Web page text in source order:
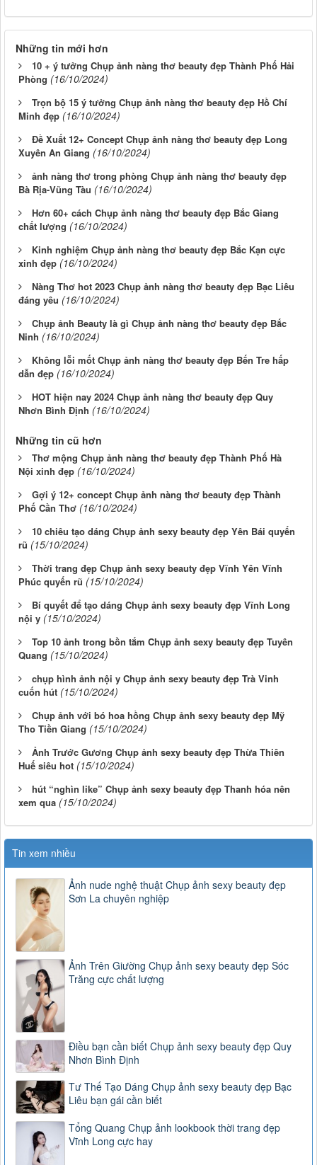
Những tin mới hơn
10 + ý tưởng Chụp ảnh nàng thơ beauty đẹp Thành Phố Hải
Phòng (16/10/2024)
Trọn bộ 15 ý tưởng Chụp ảnh nàng thơ beauty đẹp Hồ Chí
Minh đẹp (16/10/2024)
Đề Xuất 12+ Concept Chụp ảnh nàng thơ beauty đẹp Long
Xuyên An Giang (16/10/2024)
ảnh nàng thơ trong phòng Chụp ảnh nàng thơ beauty đẹp
Bà Rịa-Vũng Tàu (16/10/2024)
Hơn 60+ cách Chụp ảnh nàng thơ beauty đẹp Bắc Giang
chất lượng (16/10/2024)
Kinh nghiệm Chụp ảnh nàng thơ beauty đẹp Bắc Kạn cực
xinh đẹp (16/10/2024)
Nàng Thơ hot 2023 Chụp ảnh nàng thơ beauty đẹp Bạc Liêu
đáng yêu (16/10/2024)
Chụp ảnh Beauty là gì Chụp ảnh nàng thơ beauty đẹp Bắc
Ninh (16/10/2024)
Không lỗi mốt Chụp ảnh nàng thơ beauty đẹp Bến Tre hấp
dẫn đẹp (16/10/2024)
HOT hiện nay 2024 Chụp ảnh nàng thơ beauty đẹp Quy
Nhơn Bình Định (16/10/2024)
Những tin cũ hơn
Thơ mộng Chụp ảnh nàng thơ beauty đẹp Thành Phố Hà
Nội xinh đẹp (16/10/2024)
Gợi ý 12+ concept Chụp ảnh nàng thơ beauty đẹp Thành
Phố Cần Thơ (16/10/2024)
10 chiêu tạo dáng Chụp ảnh sexy beauty đẹp Yên Bái quyến
rũ (15/10/2024)
Thời trang đẹp Chụp ảnh sexy beauty đẹp Vĩnh Yên Vĩnh
Phúc quyến rũ (15/10/2024)
Bí quyết để tạo dáng Chụp ảnh sexy beauty đẹp Vĩnh Long
nội y (15/10/2024)
Top 10 ảnh trong bồn tắm Chụp ảnh sexy beauty đẹp Tuyên
Quang (15/10/2024)
chụp hình ảnh nội y Chụp ảnh sexy beauty đẹp Trà Vinh
cuốn hút (15/10/2024)
Chụp ảnh với bó hoa hồng Chụp ảnh sexy beauty đẹp Mỹ
Tho Tiền Giang (15/10/2024)
Ảnh Trước Gương Chụp ảnh sexy beauty đẹp Thừa Thiên
Huế siêu hot (15/10/2024)
hút “nghìn like” Chụp ảnh sexy beauty đẹp Thanh hóa nên
xem qua (15/10/2024)
Tin xem nhiều
Ảnh nude nghệ thuật Chụp ảnh sexy beauty đẹp
Sơn La chuyên nghiệp
Ảnh Trên Giường Chụp ảnh sexy beauty đẹp Sóc
Trăng cực chất lượng
Điều bạn cần biết Chụp ảnh sexy beauty đẹp Quy
Nhơn Bình Định
Tư Thế Tạo Dáng Chụp ảnh sexy beauty đẹp Bạc
Liêu bạn gái cần biết
Tổng Quang Chụp ảnh lookbook thời trang đẹp
Vĩnh Long cực hay